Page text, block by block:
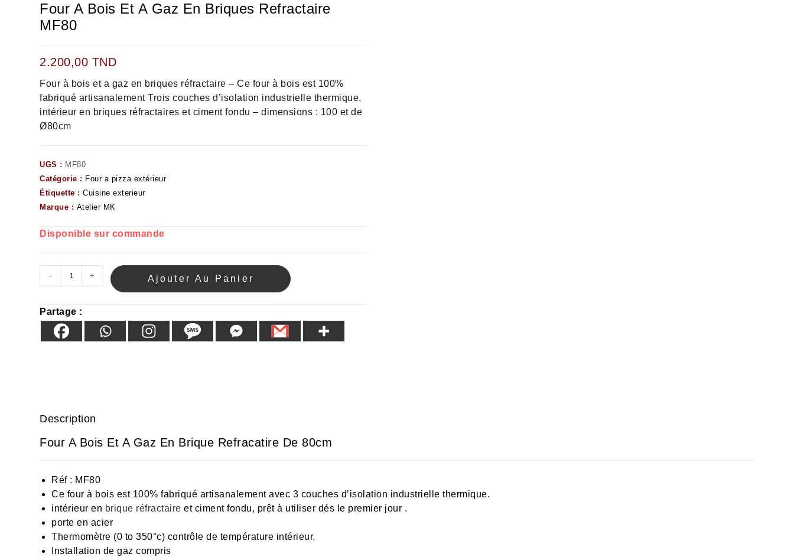
Four A Bois Et A Gaz En Briques Refractaire
MF80
2.200,00 TND
Four à bois et a gaz en briques réfractaire – Ce four à bois est 100%
fabriqué artisanalement Trois couches d’isolation industrielle thermique,
intérieur en briques réfractaires et ciment fondu – dimensions : 100 et de
Ø80cm
UGS : MF80
Catégorie : Four a pizza extérieur
Étiquette :Cuisine exterieur
Marque : Atelier MK
Disponible sur commande
- + Ajouter Au Panier
Partage :
Description
Four A Bois Et A Gaz En Brique Refracatire De 80cm
Réf : MF80
Ce four à bois est 100% fabriqué artisanalement avec 3 couches d’isolation industrielle thermique.
intérieur en brique réfractaire et ciment fondu, prêt à utiliser dés le premier jour .
porte en acier
Thermomètre (0 to 350°c) contrôle de température intérieur.
Installation de gaz compris